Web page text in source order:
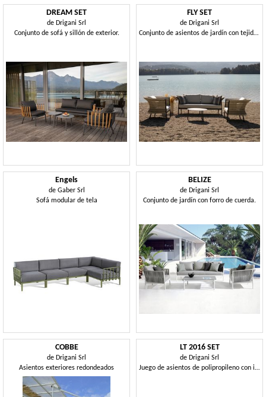
DREAM SET
de Drigani Srl
Conjunto de sofá y sillón de exterior.
FLY SET
de Drigani Srl
Conjunto de asientos de jardín con tejido de cuerdas.
Engels
de Gaber Srl
Sofá modular de tela
BELIZE
de Drigani Srl
Conjunto de jardín con forro de cuerda.
COBBE
de Drigani Srl
Asientos exteriores redondeados
LT 2016 SET
de Drigani Srl
Juego de asientos de polipropileno con iluminación